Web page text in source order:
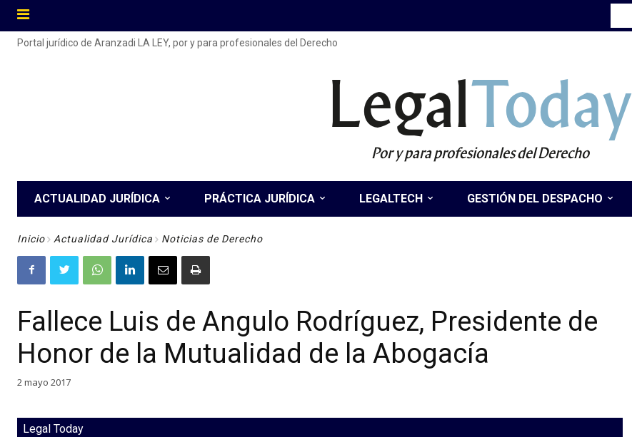
Portal jurídico de Aranzadi LA LEY, por y para profesionales del Derecho
LegalToday
Por y para profesionales del Derecho
ACTUALIDAD JURÍDICA PRÁCTICA JURÍDICA LEGALTECH GESTIÓN DEL DESPACHO
Inicio Actualidad Jurídica Noticias de Derecho
Fallece Luis de Angulo Rodríguez, Presidente de
Honor de la Mutualidad de la Abogacía
2 mayo 2017
Legal Today